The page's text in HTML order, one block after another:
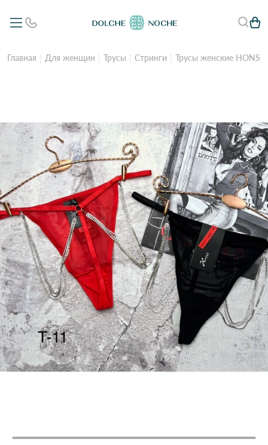
Главная Для женщин Трусы Стринги Трусы женские HONS